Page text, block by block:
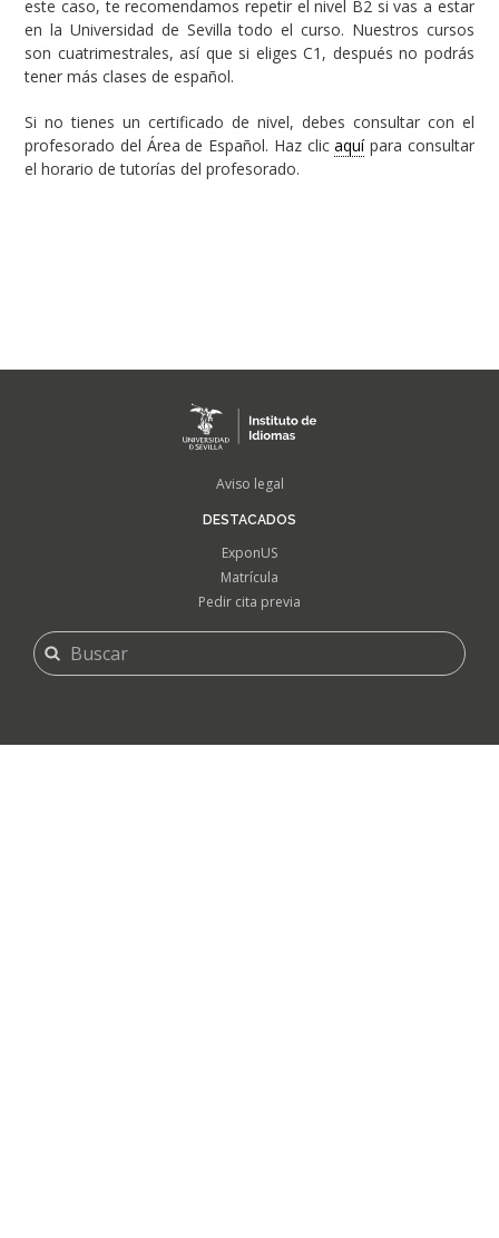
este caso, te recomendamos repetir el nivel B2 si vas a estar
en la Universidad de Sevilla todo el curso. Nuestros cursos
son cuatrimestrales, así que si eliges C1, después no podrás
tener más clases de español.
Si no tienes un certificado de nivel, debes consultar con el
profesorado del Área de Español. Haz clicaquípara consultar
el horario de tutorías del profesorado.
Aviso legal
DESTACADOS
ExponUS
Matrícula
Pedir cita previa
FORMULARIO
DE
BÚSQUEDA
Buscar